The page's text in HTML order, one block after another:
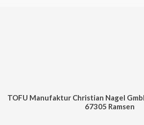
TOFU Manufaktur Christian Nagel
67305 Ramsen